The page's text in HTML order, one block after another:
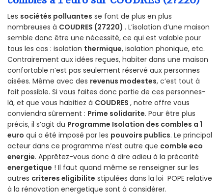
Les sociétés polluantes se font de plus en plus
nombreuses à COUDRES (27220) . L’isolation d’une maison
semble donc être une nécessité, ce qui est valable pour
tous les cas : isolation thermique, isolation phonique, etc.
Contrairement aux idées reçues, habiter dans une maison
confortable n’est pas seulement réservé aux personnes
aisées. Même avec des revenus modestes, c’est tout à
fait possible. Si vous faites donc partie de ces personnes-
là, et que vous habitiez à COUDRES , notre offre vous
conviendra sûrement : Prime solidarite. Pour être plus
précis, il s’agit du Programme Isolation des combles a 1
euro qui a été imposé par les pouvoirs publics. Le principal
acteur dans ce programme n’est autre que comble eco
energie. Apprêtez-vous donc à dire adieu à la précarité
energetique ! Il faut quand même se renseigner sur les
autres criteres eligibilite stipulées dans la loi POPE relative
à la rénovation energetique sont à considérer.